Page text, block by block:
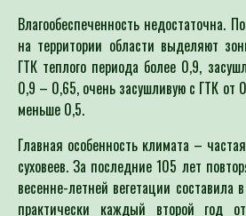
Влагообеспеченность недостаточна.
на территории области выделяют
ГТК теплого периода более 0,9,
0,9 – 0,65, очень засушливую с ГТК от
меньше 0,5.
Главная особенность климата –
суховеев. За последние 105 лет
весенне-летней вегетации
практически каждый второй год